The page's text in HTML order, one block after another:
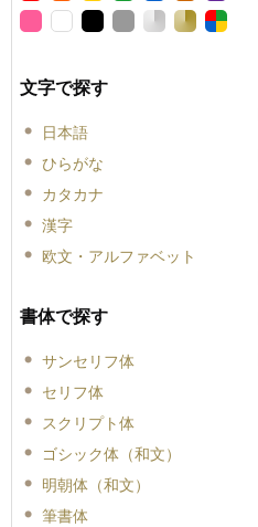
文字で探す
日本語
ひらがな
カタカナ
漢字
欧文・アルファベット
書体で探す
サンセリフ体
セリフ体
スクリプト体
ゴシック体（和文）
明朝体（和文）
筆書体